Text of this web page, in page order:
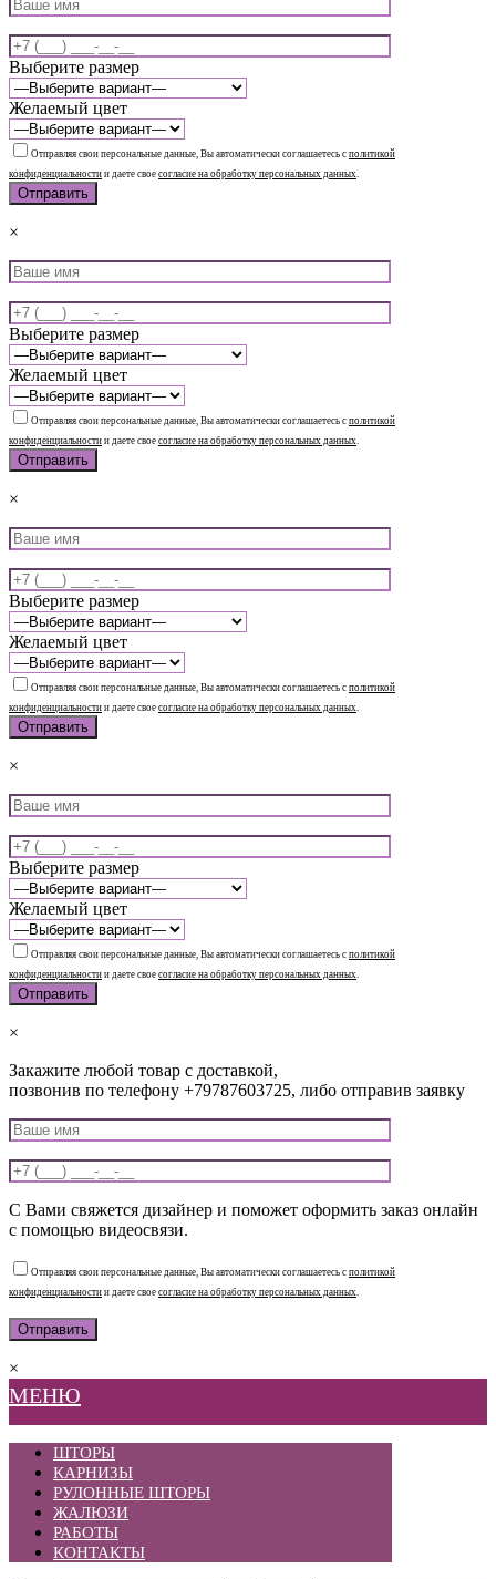
Выберите размер
Желаемый цвет
Отправляя свои персональные данные, Вы автоматически соглашаетесь с политикой
конфиденциальности и даете свое согласие на обработку персональных данных.
×
Выберите размер
Желаемый цвет
Отправляя свои персональные данные, Вы автоматически соглашаетесь с политикой
конфиденциальности и даете свое согласие на обработку персональных данных.
×
Выберите размер
Желаемый цвет
Отправляя свои персональные данные, Вы автоматически соглашаетесь с политикой
конфиденциальности и даете свое согласие на обработку персональных данных.
×
Выберите размер
Желаемый цвет
Отправляя свои персональные данные, Вы автоматически соглашаетесь с политикой
конфиденциальности и даете свое согласие на обработку персональных данных.
×
Закажите любой товар с доставкой,
позвонив по телефону +79787603725, либо отправив заявку
С Вами свяжется дизайнер и поможет оформить заказ онлайн
с помощью видеосвязи.
Отправляя свои персональные данные, Вы автоматически соглашаетесь с политикой
конфиденциальности и даете свое согласие на обработку персональных данных.
×
МЕНЮ
ШТОРЫ
КАРНИЗЫ
РУЛОННЫЕ ШТОРЫ
ЖАЛЮЗИ
РАБОТЫ
КОНТАКТЫ